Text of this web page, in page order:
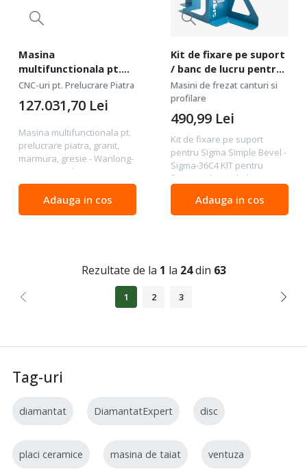
Masina
multifunctionala pt.
prelucrare piatra,
granit, marmura,
gresie - grosime
180mm, disc max.
600mm - Wanlong-PLC-
600
CNC-uri pt. Prelucrare Piatra
Masina multifunctionala pt.
prelucrare piatra, granit,
marmura, gresie - Wanlong-
PLC-600 Wanlong PLC-600 ,
este un centru
multifunctional pentru
prelucrare plăci din piatră,
127.031,70 Lei
Adauga in cos
Kit de fixare pe suport
/ banc de lucru pentru
Sigma Simple Bevel -
Sigma-36C4
Masini de frezat canturi si
profilare
Kit de fixare pe suport
pentru Sigma Simple Bevel -
Sigma-36C4 KIT pentru
fixare pe banc de lucru sau
- Art. Sigma-36C4 Acest KIT
vă permite să țineți mașina
490,99 Lei
Adauga in cos
Rezultate de la 1 la 24din 63
1 2 3
Tag-uri
diamantat DiamantatExpert disc
placi ceramice masina de taiat ventuza